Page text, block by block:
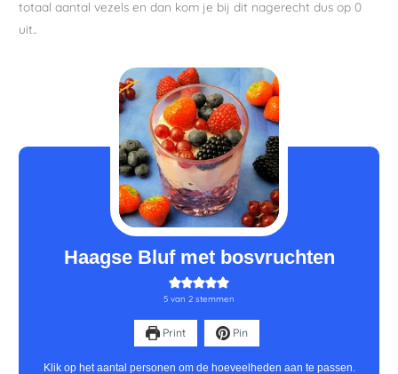
totaal aantal vezels en dan kom je bij dit nagerecht dus op 0
uit..
Haagse Bluf met bosvruchten
5 van 2 stemmen
Print Pin
Klik op het aantal personen om de hoeveelheden aan te passen.
minuten